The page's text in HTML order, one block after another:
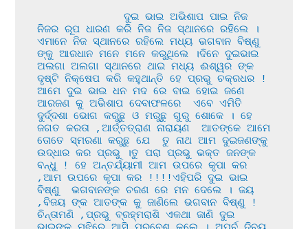
              ଦୁଇ ଭାଇ ଅଭିଶାପ ପାଇ ନିଜ
ନିଜର ରୂପ ଧାରଣ କରି ନିଜ ନିଜ ସ୍ଥାନରେ ରହିଲେ ।
ଏମାନେ ନିଜ ସ୍ଥାନରେ ରହିଲେ ମଧ୍ୟ ଭଗବାନ ବିଷ୍ଣୁ
ଙ୍କୁ ଆରଧାନ ମନେ ମନେ କରୁଥିଲେ ।ଦିନେ ଦୁଇଭାଇ
ଅଲଗା ଅଲଗା ସ୍ଥାନରେ ଥାଇ ମଧ୍ୟ ଈଶ୍ୱର ଙ୍କ
ଦୃଷ୍ଟି ନିକ୍ଷେପ କରି କହୁଥାନ୍ତି ହେ ପ୍ରଭୁ ଚକ୍ରଧର !
ଆମେ ଦୁଇ ଭାଇ ଧନ ମଦ ରେ ବାଇ ହୋଇ ଜଣେ
ଆରଜଣ କୁ ଅଭିଶାପ ଦେବାଫଳରେ  ଏବେ ଏମିତି
ଦୁର୍ଦ୍ଦଶା ଭୋଗ କରୁଛୁ ଓ ମରୁଛୁ ଗୁରୁ ଶୋକେ । ହେ
ଜଗତ କରତା ,ଆର୍ତ୍ତତ୍ରାଣ ନାରାୟଣ  ଆତଙ୍କେ ଆମେ
ତୋତେ ସ୍ମରଣା କରୁଛୁ ଯେ  ତୁ ନାଥ ଆମ ଦୁଇଜଣଙ୍କୁ
ଉଦ୍ଧାର କର ପ୍ରଭୁ ।ତୁ ପରା ପ୍ରଭୁ ଭକ୍ତ ଜନଙ୍କ
ବନ୍ଧୁ ! ହେ ଅନ୍ତର୍ଯ୍ୟାମୀ ଆମ ଉପରେ କୃପା କର
,ଆମ ଉପରେ କୃପା କର !!!!ଏହିପରି ଦୁଇ ଭାଇ
ବିଷ୍ଣୁ  ଭଗବାନଙ୍କ ଚରଣ ରେ ମନ ଦେଲେ । ଜୟ
,ବିଜୟ ଙ୍କ ଆତଙ୍କ କୁ ଜାଣିଲେ ଭଗବାନ ବିଷ୍ଣୁ !
ଚିନ୍ତାମଣି ,ପ୍ରଭୁ ବ୍ରହ୍ମରାଶି ଏକଥା ଜାଣି ଦୁଇ